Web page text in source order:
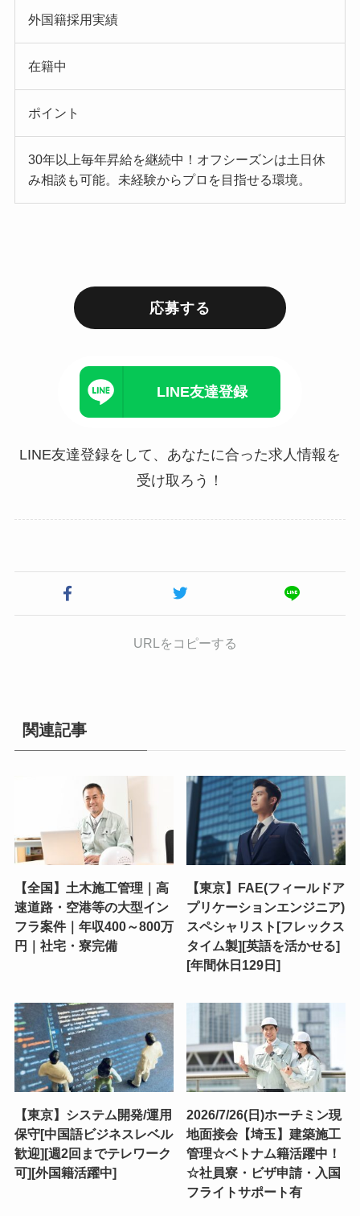
外国籍採用実績
在籍中
ポイント
30年以上毎年昇給を継続中！オフシーズンは土日休
み相談も可能。未経験からプロを目指せる環境。
応募する
LINE友達登録
LINE友達登録をして、あなたに合った求人情報を
受け取ろう！
URLをコピーする
関連記事
【全国】土木施工管理｜高
速道路・空港等の大型イン
フラ案件｜年収400～800万
円｜社宅・寮完備
【東京】FAE(フィールドア
プリケーションエンジニア)
スペシャリスト[フレックス
タイム製][英語を活かせる]
[年間休日129日]
【東京】システム開発/運用
保守[中国語ビジネスレベル
歓迎][週2回までテレワーク
可][外国籍活躍中]
2026/7/26(日)ホーチミン現
地面接会【埼玉】建築施工
管理☆ベトナム籍活躍中！
☆社員寮・ビザ申請・入国
フライトサポート有